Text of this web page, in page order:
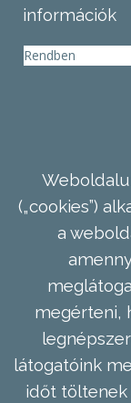
információk
Rendben
(„cookies”)
a
megérteni,
látogatóink
időt töltenek